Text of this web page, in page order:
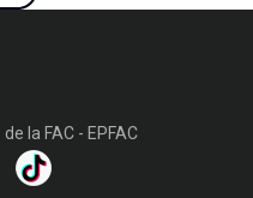
la FAC - EPFAC